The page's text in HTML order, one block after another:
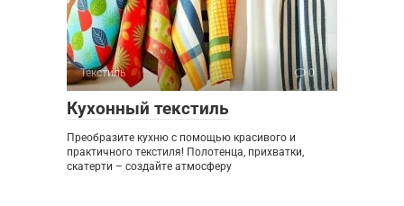
Текстиль 0
Кухонный текстиль
Преобразите кухню с помощью красивого и
практичного текстиля! Полотенца, прихватки,
скатерти – создайте атмосферу